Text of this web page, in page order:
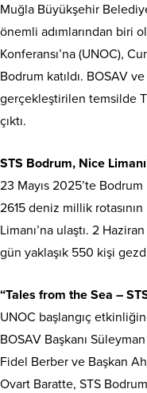
Muğla Büyükşehir
önemli adımlarından biri
Konferansı’na (UNOC),
Bodrum katıldı. BOSAV
gerçekleştirilen temsilde
çıktı.
STS Bodrum, Nice
23 Mayıs 2025’te Bodrum
2615 deniz millik rotasının
Limanı’na ulaştı. 2
gün yaklaşık 550 kişi
“Tales from the Sea –
UNOC başlangıç
BOSAV Başkanı
Fidel Berber ve Başkan
Ovart Baratte, STS